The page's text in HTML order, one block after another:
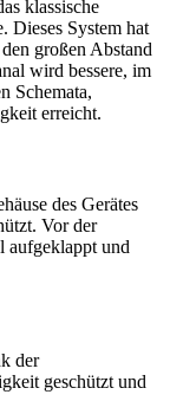
klassische
Dieses System hat
großen Abstand
wird bessere, im
Schemata,
erreicht.
des Gerätes
Vor der
aufgeklappt und
der
geschützt und